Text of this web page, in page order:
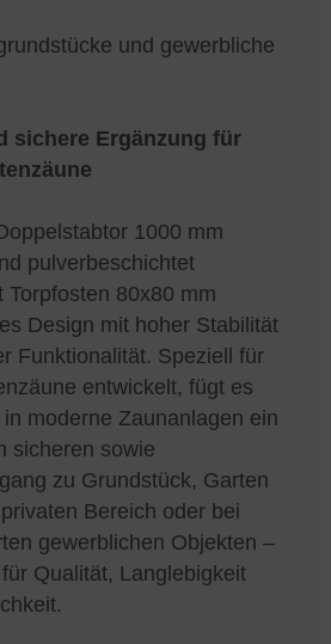
und gewerbliche
sichere Ergänzung für
1000 mm
pulverbeschichtet
Torpfosten 80x80 mm
Design mit hoher Stabilität
Funktionalität. Speziell für
entwickelt, fügt es
moderne Zaunanlagen ein
sicheren sowie
zu Grundstück, Garten
Bereich oder bei
gewerblichen Objekten –
Qualität, Langlebigkeit